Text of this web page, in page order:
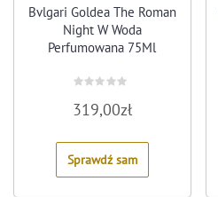
Bvlgari Goldea The Roman
Night W Woda
Perfumowana 75Ml
0
5
319,00zł
Sprawdź sam